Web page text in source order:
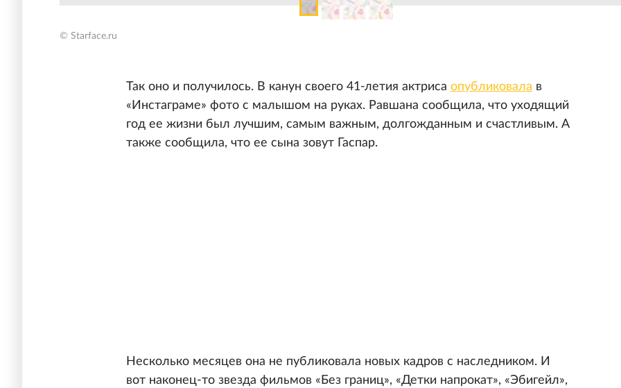
© Starface.ru
Так оно и получилось. В канун своего 41-летия актриса опубликовала в
«Инстаграме» фото с малышом на руках. Равшана сообщила, что уходящий
год ее жизни был лучшим, самым важным, долгожданным и счастливым. А
также сообщила, что ее сына зовут Гаспар.
Несколько месяцев она не публиковала новых кадров с наследником. И
вот наконец-то звезда фильмов «Без границ», «Детки напрокат», «Эбигейл»,